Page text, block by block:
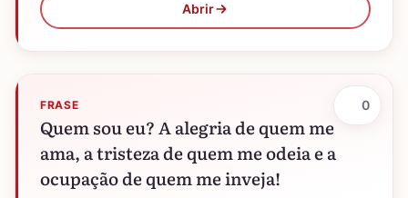
Abrir
FRASE
Quem sou eu? A alegria de quem me
ama, a tristeza de quem me odeia e a
ocupação de quem me inveja!
0